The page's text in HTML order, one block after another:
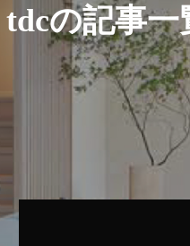
リシェント勝手口ドア交
事を行いました！
総務部/八木涼子
tdcの記事一